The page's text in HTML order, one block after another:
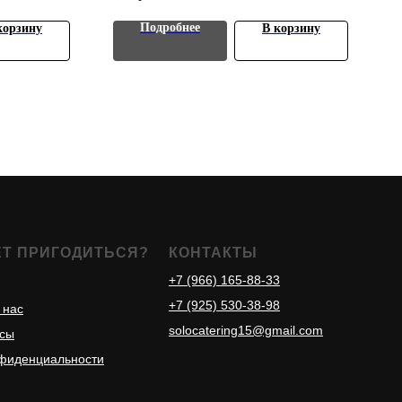
-
шт.
Подробнее В корзину
КОНТАКТЫ
+7 (966) 165-88-33
+7 (925) 530-38-98
solocatering15@gmail.com
ПРИГОДИТЬСЯ?